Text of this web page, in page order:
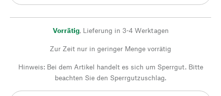
Vorrätig, Lieferung in 3-4 Werktagen
Zur Zeit nur in geringer Menge vorrätig
Hinweis: Bei dem Artikel handelt es sich um Sperrgut. Bitte
beachten Sie den Sperrgutzuschlag.